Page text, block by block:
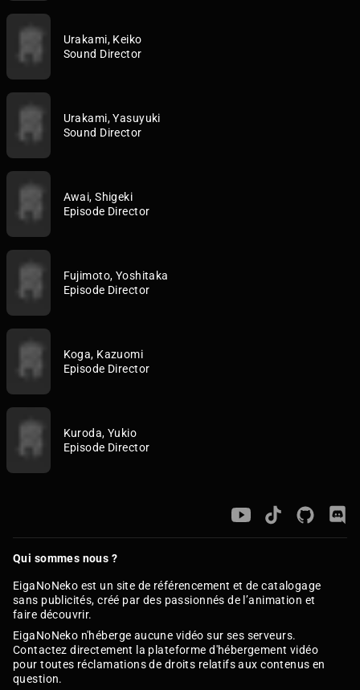
Urakami, Keiko
Sound Director
Urakami, Yasuyuki
Sound Director
Awai, Shigeki
Episode Director
Fujimoto, Yoshitaka
Episode Director
Koga, Kazuomi
Episode Director
Kuroda, Yukio
Episode Director
Qui sommes nous ?
EigaNoNeko est un site de référencement et de catalogage
sans publicités, créé par des passionnés de l’animation et
faire découvrir.
EigaNoNeko n'héberge aucune vidéo sur ses serveurs.
Contactez directement la plateforme d'hébergement vidéo
pour toutes réclamations de droits relatifs aux contenus en
question.